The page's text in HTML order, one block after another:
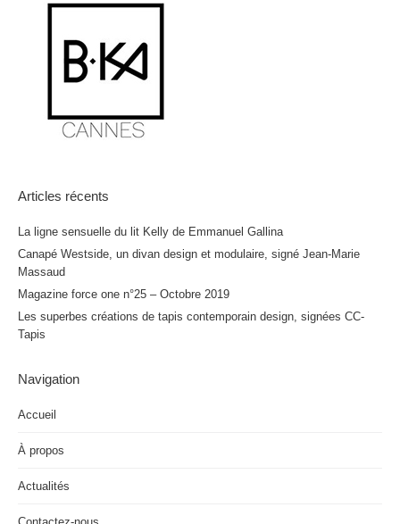
Articles récents
La ligne sensuelle du lit Kelly de Emmanuel Gallina
Canapé Westside, un divan design et modulaire, signé Jean-Marie
Massaud
Magazine force one n°25 – Octobre 2019
Les superbes créations de tapis contemporain design, signées CC-
Tapis
Navigation
Accueil
À propos
Actualités